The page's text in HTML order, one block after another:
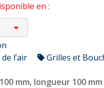
en :
l’air
Grilles et
mm, longueur 100 mm